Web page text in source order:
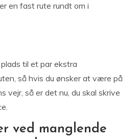
en fast rute rundt om i
til et par ekstra
så hvis du ønsker at være på
vejr, så er det nu, du skal skrive
ved manglende